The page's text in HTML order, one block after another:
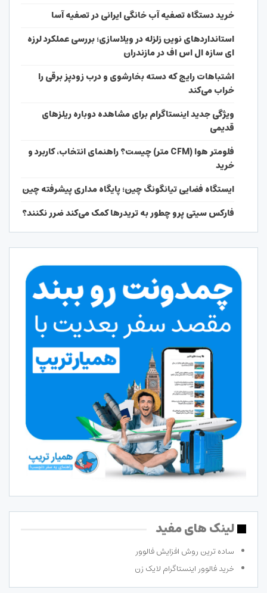
خرید دستگاه تصفیه آب خانگی ایرانی در تصفیه آسا
استانداردهای نوین زلزله در ویلاسازی؛ بررسی عملکرد لرزه
ای سازه ال اس اف در مازندران
اشتباهات رایج که دسته بخارشوی و درب زودپز برقی را
خراب می‌کند
ویژگی جدید اینستاگرام برای مشاهده دوباره ریلزهای
قدیمی
فلومتر هوا (CFM متر) چیست؟ راهنمای انتخاب، کاربرد و
خرید
ایستگاه فضایی تیانگونگ چین؛ پایگاه مداری پیشرفته چین
فارکس سیتی پرو چطور به تریدرها کمک می‌کند ضرر نکنند؟
لینک های مفید
ساده ترین روش افزایش فالوور
خرید فالوور اینستاگرام لایک زن